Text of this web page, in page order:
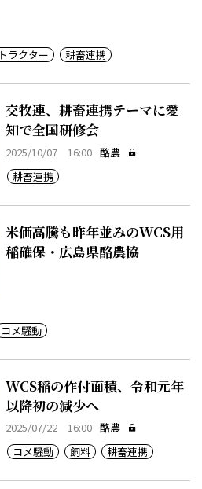
ラクター 耕畜連携
交牧連、耕畜連携テーマに愛
知で全国研修会
2025/10/07 16:00 酪農
耕畜連携
米価高騰も昨年並みのWCS用
稲確保・広島県酪農協
コメ騒動
WCS稲の作付面積、令和元年
以降初の減少へ
2025/07/22 16:00 酪農
コメ騒動
飼料 耕畜連携